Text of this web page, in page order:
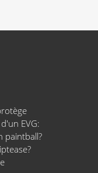
EVG:
paintball?